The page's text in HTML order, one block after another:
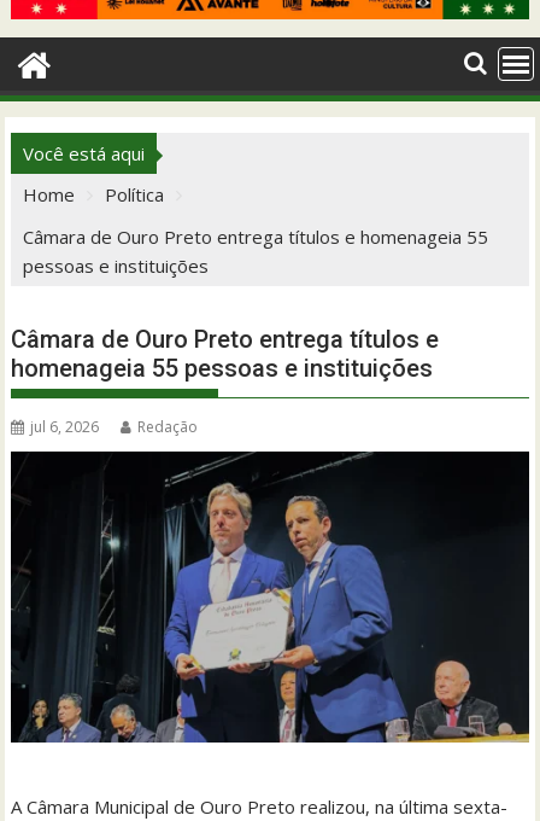
Você está aqui
Home
Política
Câmara de Ouro Preto entrega títulos e homenageia 55
pessoas e instituições
Câmara de Ouro Preto entrega títulos e
homenageia 55 pessoas e instituições
jul 6, 2026 Redação
A Câmara Municipal de Ouro Preto realizou, na última sexta-